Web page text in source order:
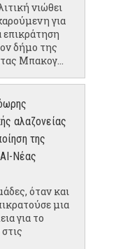
νιώθει
για
επικράτηση
δήμο της
Μπακογ...
αλαζονείας
της
Νέας
όταν και
μια
για το